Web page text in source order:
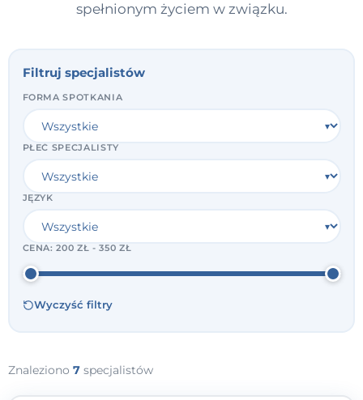
spełnionym życiem w związku.
Filtruj specjalistów
FORMA SPOTKANIA
PŁEĆ SPECJALISTY
JĘZYK
CENA:200 ZŁ - 350 ZŁ
Wyczyść filtry
Znaleziono 7 specjalistów